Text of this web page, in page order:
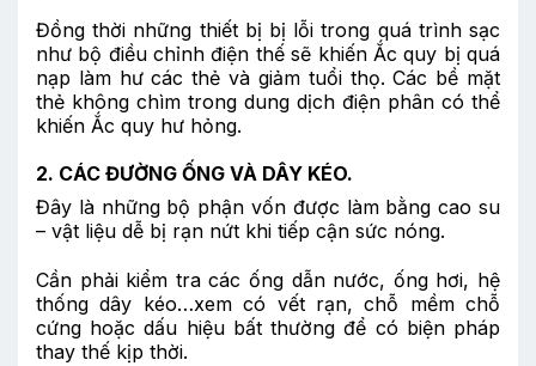
Đồng thời những thiết bị bị lỗi trong quá trình sạc
như bộ điều chỉnh điện thế sẽ khiến Ắc quy bị quá
nạp làm hư các thẻ và giảm tuổi thọ. Các bề mặt
thẻ không chìm trong dung dịch điện phân có thể
khiến Ắc quy hư hỏng.
2. CÁC ĐƯỜNG ỐNG VÀ DÂY KÉO.
Đây là những bộ phận vốn được làm bằng cao su
– vật liệu dễ bị rạn nứt khi tiếp cận sức nóng.
Cần phải kiểm tra các ống dẫn nước, ống hơi, hệ
thống dây kéo…xem có vết rạn, chỗ mềm chỗ
cứng hoặc dấu hiệu bất thường để có biện pháp
thay thế kịp thời.